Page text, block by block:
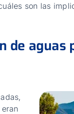
son las
de